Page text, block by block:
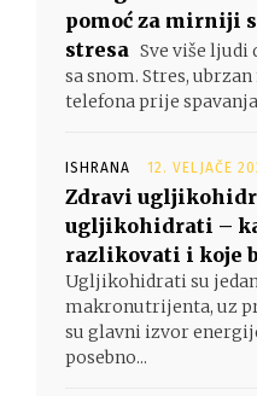
pomoć za mirniji
stresa Sve više ljudi
sa snom. Stres,
telefona prije
ISHRANA 12. VELJAČE
Zdravi
ugljikohidrati –
razlikovati i koje
Ugljikohidrati su
makronutrijenta, uz
su glavni izvor
posebno...